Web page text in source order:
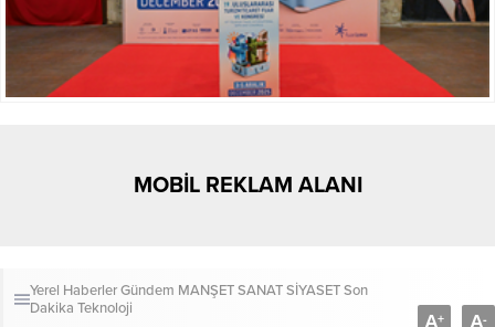
MOBİL REKLAM ALANI
Yerel HaberlerGündem MANŞETSANATSİYASETSon
Dakika Teknoloji
A+ A-